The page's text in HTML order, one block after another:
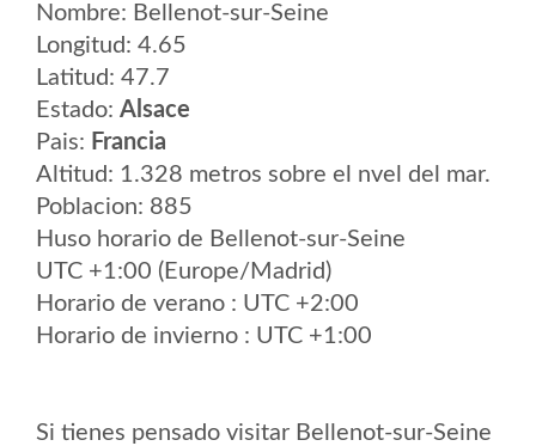
Nombre: Bellenot-sur-Seine
Longitud: 4.65
Latitud: 47.7
Estado: Alsace
Pais: Francia
Altitud: 1.328 metros sobre el nvel del mar.
Poblacion: 885
Huso horario de Bellenot-sur-Seine
UTC +1:00 (Europe/Madrid)
Horario de verano : UTC +2:00
Horario de invierno : UTC +1:00
Si tienes pensado visitar Bellenot-sur-Seine